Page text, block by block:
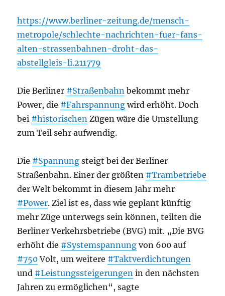
https://www.berliner-zeitung.de/mensch-
metropole/schlechte-nachrichten-fuer-fans-
alten-strassenbahnen-droht-das-
abstellgleis-li.211779
Die Berliner #Straßenbahn bekommt mehr
Power, die #Fahrspannung wird erhöht. Doch
bei #historischen Zügen wäre die Umstellung
zum Teil sehr aufwendig.
Die #Spannung steigt bei der Berliner
Straßenbahn. Einer der größten #Trambetriebe
der Welt bekommt in diesem Jahr mehr
#Power. Ziel ist es, dass wie geplant künftig
mehr Züge unterwegs sein können, teilten die
Berliner Verkehrsbetriebe (BVG) mit. „Die BVG
erhöht die #Systemspannung von 600 auf
#750Volt, um weitere #Taktverdichtungen
und #Leistungssteigerungen in den nächsten
Jahren zu ermöglichen“, sagte